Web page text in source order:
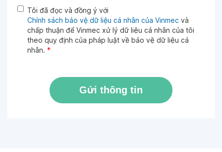
Tôi đã đọc và đồng ý với
Chính sách bảo vệ dữ liệu cá nhân của Vinmec và
chấp thuận để Vinmec xử lý dữ liệu cá nhân của tôi
theo quy định của pháp luật về bảo vệ dữ liệu cá
nhân. *
Gửi thông tin